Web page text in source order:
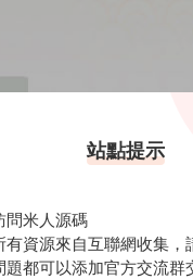
站點提示
問米人源碼
有資源來自互聯網收集，
題都可以添加官方交流群